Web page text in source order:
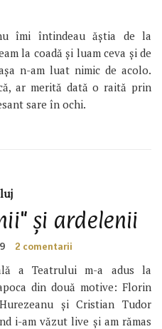
îmi întindeau ăștia de la
la coadă și luam ceva și de
n-am luat nimic de acolo.
ar merită dată o raită prin
sare în ochi.
și ardelenii
2 comentarii
a Teatrului m-a adus la
din două motive: Florin
și Cristian Tudor
i-am văzut live și am rămas